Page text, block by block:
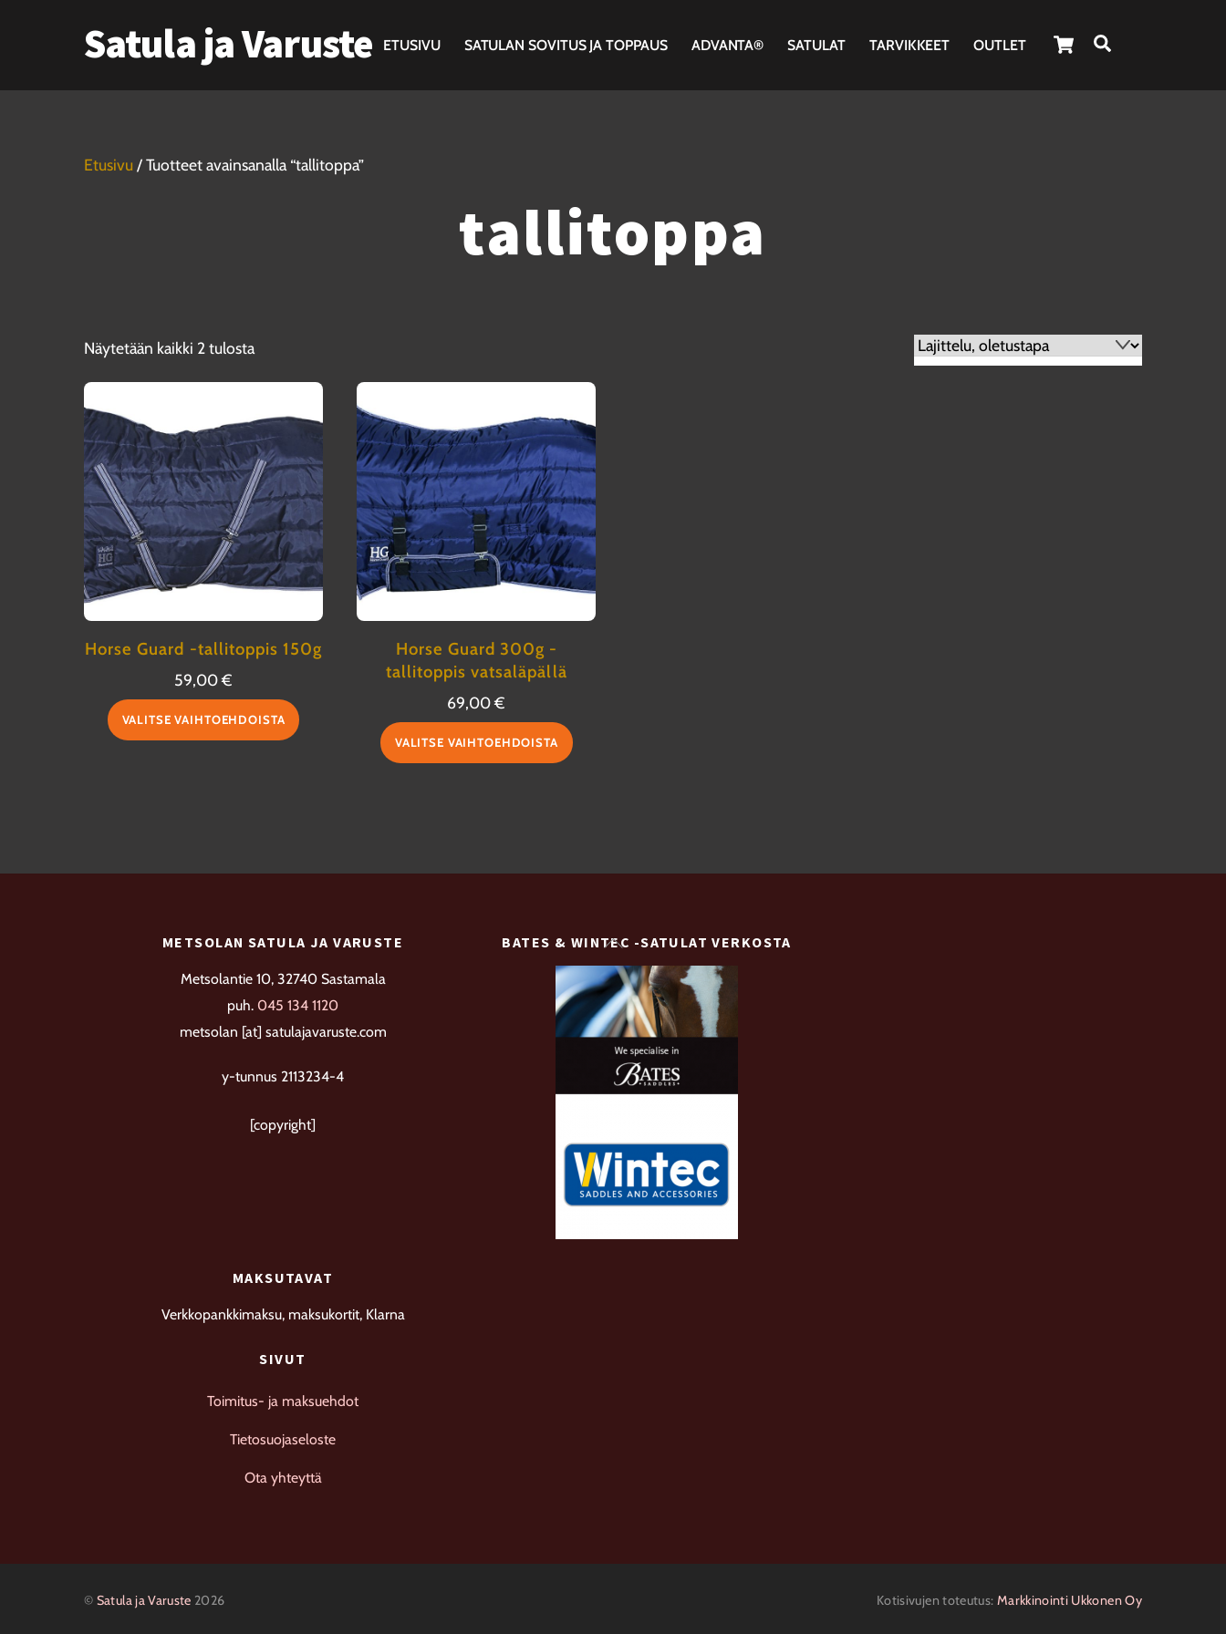
Satula ja Varuste Cart
ETUSIVU SATULAN SOVITUS JA TOPPAUS ADVANTA® SATULAT TARVIKKEET OUTLET
Etusivu / Tuotteet avainsanalla “tallitoppa”
tallitoppa
Näytetään kaikki 2 tulosta
Horse Guard -tallitoppis 150g
59,00€
VALITSE VAIHTOEHDOISTA
Tällä
tehdä
sivulla.
Horse Guard 300g -
tallitoppis vatsaläpällä
69,00€
VALITSE VAIHTOEHDOISTA
Tällä
tuotteen
sivulla.
Back
To
Top
METSOLAN SATULA JA VARUSTE
Metsolantie 10, 32740 Sastamala
puh. 045 134 1120
metsolan [at] satulajavaruste.com
y-tunnus 2113234-4
[copyright]
BATES & WINTEC -SATULAT VERKOSTA
MAKSUTAVAT
Verkkopankkimaksu, maksukortit, Klarna
SIVUT
Toimitus- ja maksuehdot
Tietosuojaseloste
Ota yhteyttä
© Satula ja Varuste 2026 Kotisivujen toteutus: Markkinointi Ukkonen Oy